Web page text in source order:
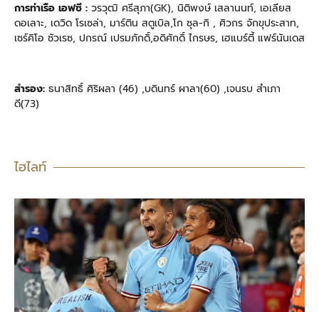
การท่าเรือ เอฟซี : วรวุฒิ ศรีสุภา(GK), นิติพงษ์ เสลานนท์, เอเลียส
ดอเลาะ, เดวิด โรเซล่า, มาร์ติน สตูเบิล,โก ซุล-กิ , ศิวกร จักขุประสาท,
เซร์คิโอ ซัวเรซ, ปกรณ์ เปรมภักดิ์,อดิศักดิ์ ไกรษร, เฮแบร์ตี้ แฟร์นันเดส
สำรอง: ธนาสิทธิ์ ศิริผลา (46) ,บดินทร์ ผาลา(60) ,เจนรบ สำเภา
ดี(73)
ไฮไลท์